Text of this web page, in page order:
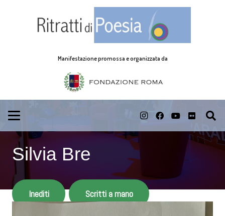
Manifestazione promossa e organizzata da
Silvia Bre
Inediti Scritti a mano